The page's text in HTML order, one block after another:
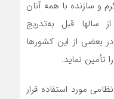
و سازنده با همه آنان
سالها قبل به‌تدریج
در بعضی از این کشورها
تأمین نماید.
مورد استفاده قرار